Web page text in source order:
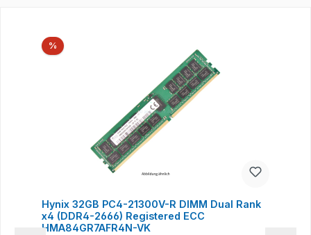
%Rabatt
Hynix 32GB PC4-21300V-R DIMM Dual Rank
x4 (DDR4-2666) Registered ECC
HMA84GR7AFR4N-VK